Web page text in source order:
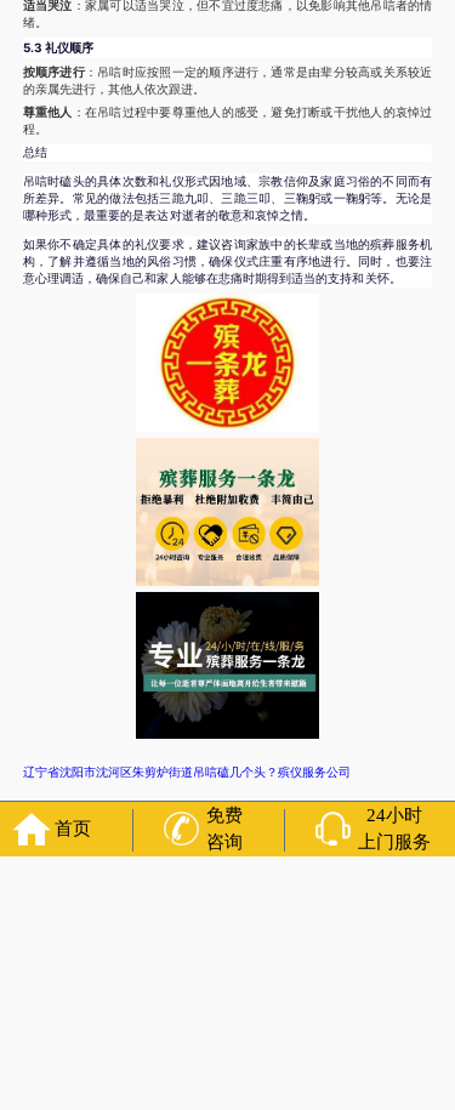
适当哭泣 ：家属可以适当哭泣，但不宜过度悲痛，以免影响其他吊唁者的情
绪。
5.3 礼仪顺序
按顺序进行：吊唁时应按照一定的顺序进行，通常是由辈分较高或关系较近
的亲属先进行，其他人依次跟进。
尊重他人
：在吊唁过程中要尊重他人的感受，避免打断或干扰他人的哀悼过
程。
总结
吊唁时磕头的具体次数和礼仪形式因地域、宗教信仰及家庭习俗的不同而有
所差异。常见的做法包括三跪九叩、三跪三叩、三鞠躬或一鞠躬等。无论是
哪种形式，最重要的是表达对逝者的敬意和哀悼之情。
如果你不确定具体的礼仪要求，建议咨询家族中的长辈或当地的殡葬服务机
构，了解并遵循当地的风俗习惯，确保仪式庄重有序地进行。同时，也要注
意心理调适，确保自己和家人能够在悲痛时期得到适当的支持和关怀。
辽宁省沈阳市沈河区朱剪炉街道吊唁磕几个头？殡仪服务公司
上一篇:
辽宁省沈阳市苏家屯区永乐街道冰棺有哪些特点？净身穿衣，
殡仪用车
首页
免费
咨询
24小时
上门服务